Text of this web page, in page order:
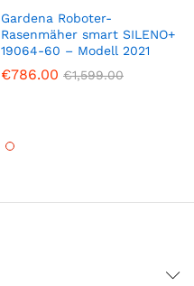
Gardena Roboter-
Rasenmäher smart SILENO+
19064-60 – Modell 2021
€786.00 €1,599.00